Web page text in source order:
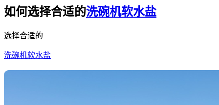
如何选择合适的洗碗机软水盐
选择合适的
洗碗机软水盐